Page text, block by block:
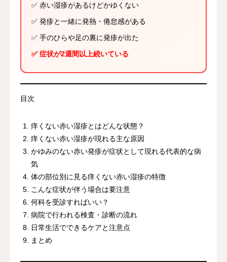
✅ 赤い湿疹があるけどかゆくない
✅ 発疹と一緒に発熱・倦怠感がある
✅ 手のひらや足の裏に発疹が出た
✅ 症状が2週間以上続いている
目次
痒くない赤い湿疹とはどんな状態？
痒くない赤い湿疹が現れる主な原因
かゆみのない赤い発疹が症状として現れる代表的な病
気
体の部位別に見る痒くない赤い湿疹の特徴
こんな症状が伴う場合は要注意
何科を受診すればいい？
病院で行われる検査・診断の流れ
日常生活でできるケアと注意点
まとめ